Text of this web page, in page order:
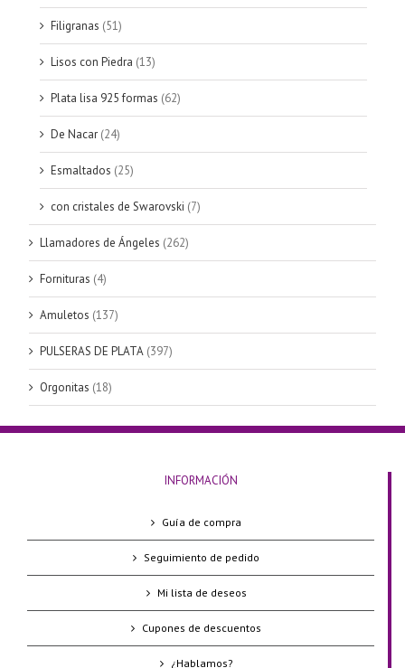
Filigranas (51)
Lisos con Piedra (13)
Plata lisa 925 formas (62)
De Nacar (24)
Esmaltados (25)
con cristales de Swarovski (7)
Llamadores de Ángeles (262)
Fornituras (4)
Amuletos (137)
PULSERAS DE PLATA (397)
Orgonitas (18)
INFORMACIÓN
Guía de compra
Seguimiento de pedido
Mi lista de deseos
Cupones de descuentos
¿Hablamos?